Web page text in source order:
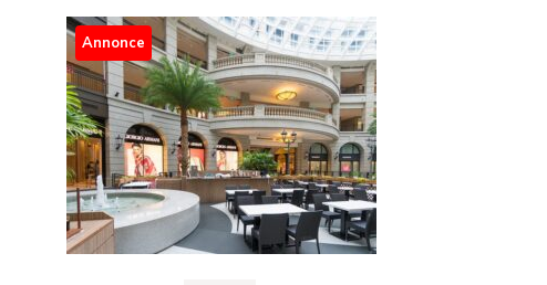
Annonce